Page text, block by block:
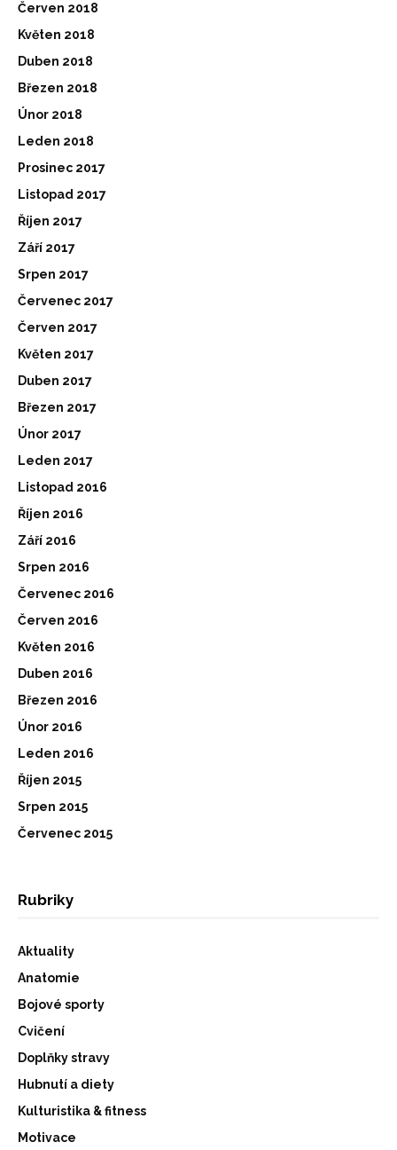
Červen 2018
Květen 2018
Duben 2018
Březen 2018
Únor 2018
Leden 2018
Prosinec 2017
Listopad 2017
Říjen 2017
Září 2017
Srpen 2017
Červenec 2017
Červen 2017
Květen 2017
Duben 2017
Březen 2017
Únor 2017
Leden 2017
Listopad 2016
Říjen 2016
Září 2016
Srpen 2016
Červenec 2016
Červen 2016
Květen 2016
Duben 2016
Březen 2016
Únor 2016
Leden 2016
Říjen 2015
Srpen 2015
Červenec 2015
Rubriky
Aktuality
Anatomie
Bojové sporty
Cvičení
Doplňky stravy
Hubnutí a diety
Kulturistika & fitness
Motivace